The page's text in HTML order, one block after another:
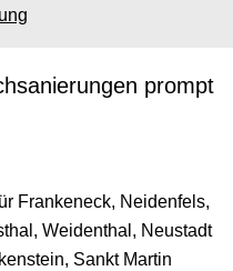
prompt
Frankeneck, Neidenfels,
Weidenthal, Neustadt
Sankt Martin